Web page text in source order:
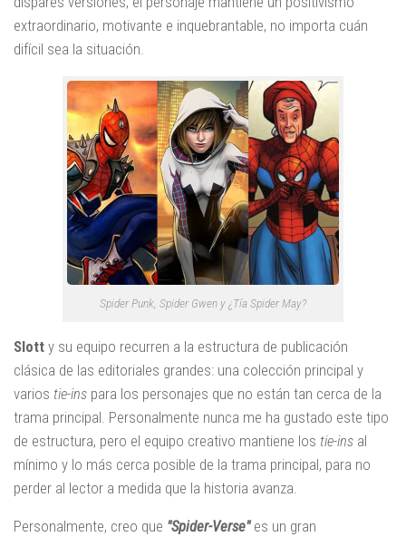
extraordinario, motivante e inquebrantable, no importa cuán
difícil sea la situación.
Spider Punk, Spider Gwen y ¿Tía Spider May?
Slott y su equipo recurren a la estructura de publicación
clásica de las editoriales grandes: una colección principal y
varios tie-ins para los personajes que no están tan cerca de la
trama principal. Personalmente nunca me ha gustado este tipo
de estructura, pero el equipo creativo mantiene los tie-ins al
mínimo y lo más cerca posible de la trama principal, para no
perder al lector a medida que la historia avanza.
Personalmente, creo que "Spider-Verse"es un gran